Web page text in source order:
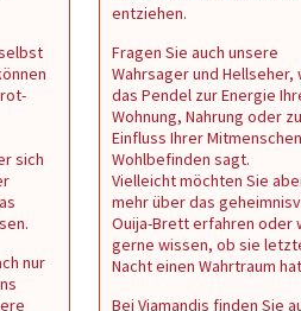
sich
nur
entziehen.
Fragen Sie auch unsere
Wahrsager und Hellseher,
das Pendel zur Energie
Wohnung, Nahrung oder
Einfluss Ihrer
Wohlbefinden sagt.
Vielleicht möchten Sie
mehr über das
Ouija-Brett erfahren oder
gerne wissen, ob sie
Nacht einen Wahrtraum
Bei Viamandis finden Sie